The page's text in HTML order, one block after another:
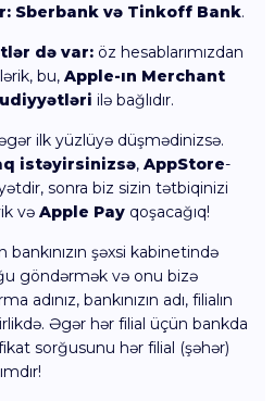
Sberbank və Tinkoff Bank.
də var: öz hesablarımızdan
bu, Apple-ın Merchant
ilə bağlıdır.
ilk yüzlüyə düşmədinizsə.
istəyirsinizsə, AppStore-
sonra biz sizin tətbiqinizi
və Apple Pay qoşacağıq!
şəxsi kabinetində
göndərmək və onu bizə
adınız, bankınızın adı, filialın
Əgər hər filial üçün bankda
sorğusunu hər filial (şəhər)